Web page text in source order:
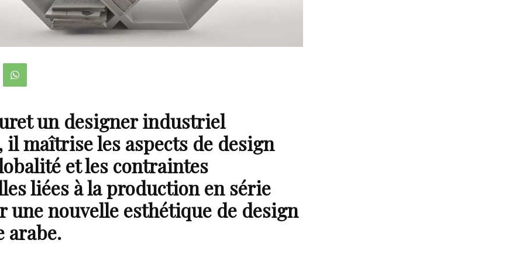
un designer industriel
il maîtrise les aspects de design
et les contraintes
liées à la production en série
une nouvelle esthétique de design
arabe.